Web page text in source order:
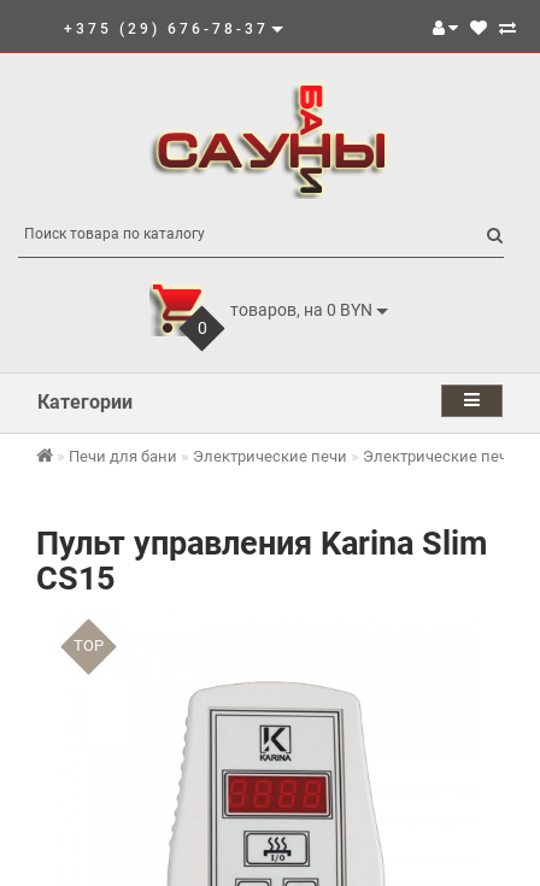
+375 (29) 676-78-37
0
товаров, на 0 BYN
Категории
Печи для бани Электрические печи Электрические печи
Пульт управления Karina Slim
CS15
TOP